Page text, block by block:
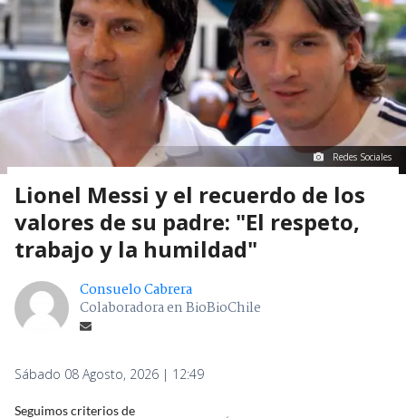
Redes Sociales
Lionel Messi y el recuerdo de los
valores de su padre: "El respeto,
trabajo y la humildad"
Consuelo Cabrera
Colaboradora en BioBioChile
Sábado 08 Agosto, 2026 | 12:49
Seguimos criterios de